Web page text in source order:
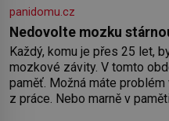
panidomu.cz
Nedovolte mozku
Každý, komu je přes 25 let,
mozkové závity. V tomto
paměť. Možná máte
z práce. Nebo marně v